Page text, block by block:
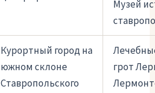
Музей
Курортный город на
южном склоне
Ставропольского
грот